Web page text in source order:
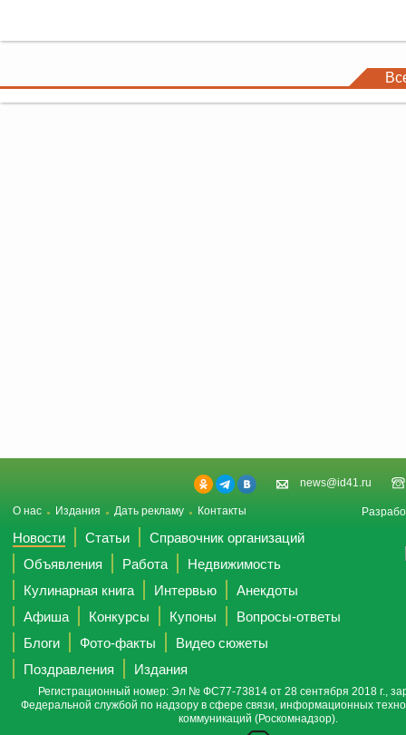
news@id41.ru
О нас Издания Дать рекламу Контакты
Новости Статьи
Справочник организаций
Объявления
Работа
Недвижимость
Кулинарная книга
Интервью
Анекдоты
Афиша
Конкурсы Купоны
Вопросы-ответы
Блоги
Фото-факты
Видео сюжеты
Поздравления
Издания
Регистрационный номер: Эл № ФС77-73814 от 28 сентября 2018 г.,
Федеральной службой по надзору в сфере связи, информационных
коммуникаций (Роскомнадзор).